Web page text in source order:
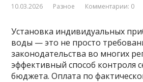
10.03.2026 Разное Комментарии: 0
Установка индивидуальных
воды — это не просто
законодательства во многих
эффективный способ контроля
бюджета. Оплата по